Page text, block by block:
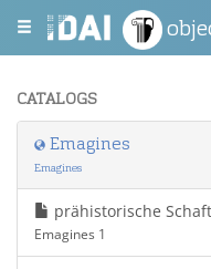
CATALOGS
Emagines
Emagines
prähistorische
Emagines 1